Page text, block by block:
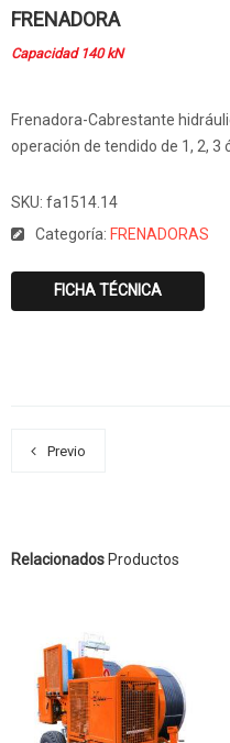
FRENADORA
Capacidad 140 kN
Frenadora-Cabrestante
operación de tendido de 1, 2, 3
SKU: fa1514.14
Categoría: FRENADORAS
FICHA TÉCNICA
Previo
Relacionados Productos